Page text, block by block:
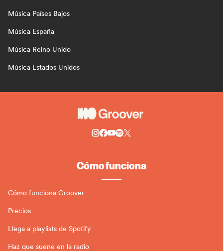
Música Países Bajos
Música España
Música Reino Unido
Música Estados Unidos
Cómo funciona
Cómo funciona Groover
Precios
Llega a playlists de Spotify
Haz que suene en la radio